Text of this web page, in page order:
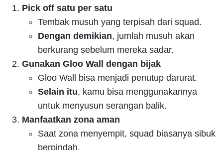
Pick off satu per satu
Tembak musuh yang terpisah dari squad.
Dengan demikian, jumlah musuh akan
berkurang sebelum mereka sadar.
Gunakan Gloo Wall dengan bijak
Gloo Wall bisa menjadi penutup darurat.
Selain itu, kamu bisa menggunakannya
untuk menyusun serangan balik.
Manfaatkan zona aman
Saat zona menyempit, squad biasanya sibuk
berpindah.